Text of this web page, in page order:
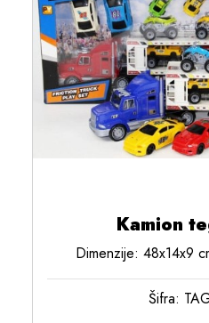
Kamion
Dimenzije: 48x14x9
Šifra: